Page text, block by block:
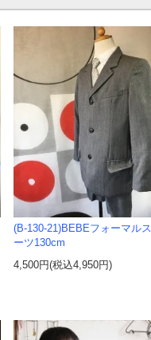
(B-130-21)BEBEフォーマルス
ーツ130cm
4,500円(税込4,950円)